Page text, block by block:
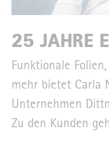
25 JAHRE
Funktionale
mehr bietet Carla
Unternehmen
Zu den Kunden